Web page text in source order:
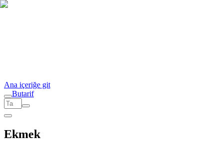
Ana içeriğe git
Butarif
Ekmek